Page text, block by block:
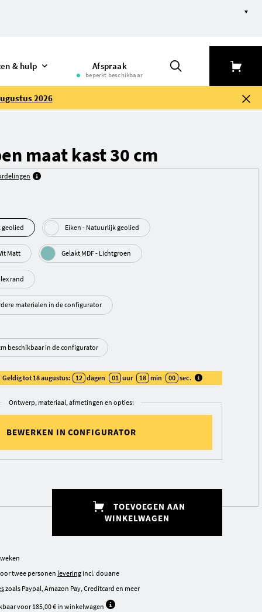
& hulp Afspraak
beperkt beschikbaar
2026
maat kast 30 cm
geolied Eiken - Natuurlijk geolied
MDF Wit Matt Gelakt MDF - Lichtgroen
rand
materialen in de configurator
beschikbaar in de configurator
tot 18 augustus: 12 dagen 01 uur 17 min 59 sec.
Ontwerp, materiaal, afmetingen en opties:
BEWERKEN IN CONFIGURATOR
WINKELWAGEN
twee personen levering incl. douane
zoals Paypal, Amazon Pay, Creditcard en meer
voor 185,00 € in winkelwagen